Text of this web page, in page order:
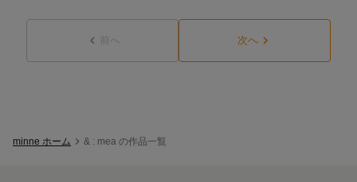
前へ 次へ
minne ホーム & : mea の作品一覧